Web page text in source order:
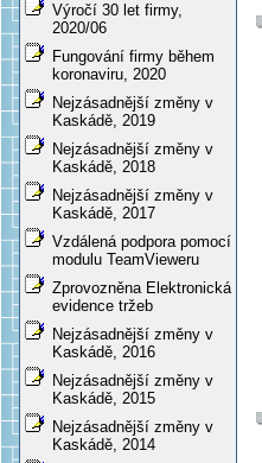
Výročí 30 let firmy,
2020/06
Fungování firmy během
koronaviru, 2020
Nejzásadnější změny v
Kaskádě, 2019
Nejzásadnější změny v
Kaskádě, 2018
Nejzásadnější změny v
Kaskádě, 2017
Vzdálená podpora pomocí
modulu TeamVieweru
Zprovozněna Elektronická
evidence tržeb
Nejzásadnější změny v
Kaskádě, 2016
Nejzásadnější změny v
Kaskádě, 2015
Nejzásadnější změny v
Kaskádě, 2014